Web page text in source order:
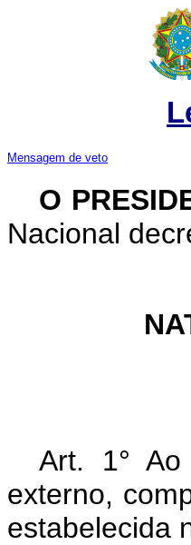
Mensagem de veto
O
Nacional
Art. 1°
externo,
estabelecida